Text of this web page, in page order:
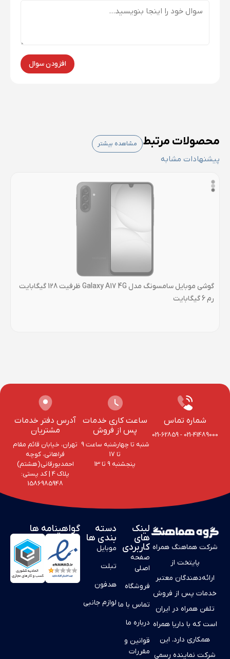
افزودن سوال
محصولات مرتبط
پیشنهادات مشابه
مشاهده بیشتر
گوشی موبایل سامسونگ مدل Galaxy A17 4G ظرفیت 128 گیگابایت
رم 6 گیگابایت
شماره تماس
021-41489000
-
021-62859
ساعت کاری خدمات
پس از فروش
شنبه تا چهارشنبه ساعت 9
تا 17
پنجشنبه 9 تا 13
آدرس دفتر خدمات
مشتریان
تهران، خیابان قائم مقام
فراهانی، کوچه
احمد‌بورقانی(هشتم)
پلاک 4‌ | کد پستی:
1586985948
لینک
های
کاربردی
صفحه
اصلی
فروشگاه
تماس با ما
درباره ما
قوانین و
مقررات
دسته
بندی ها
موبایل
تبلت
هدفون
لوازم جانبی
شرکت هماهنگ همراه
پایتخت از
ارائه‌دهندگان معتبر
خدمات پس از فروش
تلفن همراه در ایران
است که با داریا همراه
همکاری دارد. این
شرکت نماینده رسمی
گواهینامه ها